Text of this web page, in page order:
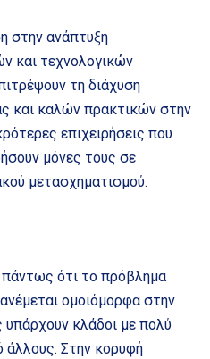
στην ανάπτυξη
και τεχνολογικών
τη διάχυση
και καλών πρακτικών στην
επιχειρήσεις που
μόνες τους σε
μετασχηματισμού.
πάντως ότι το πρόβλημα
ομοιόμορφα στην
υπάρχουν κλάδοι με πολύ
άλλους. Στην κορυφή